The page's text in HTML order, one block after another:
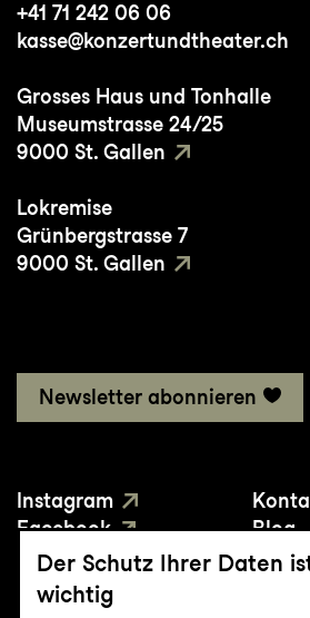
+41 71 242 06 06
kasse@konzertundtheater.ch
Grosses Haus und Tonhalle
Museumstrasse 24/25
9000 St. Gallen
Lokremise
Grünbergstrasse 7
9000 St. Gallen
Newsletter abonnieren
Instagram
Facebook
YouTube
Blog
Der Schutz Ihrer Daten
wichtig